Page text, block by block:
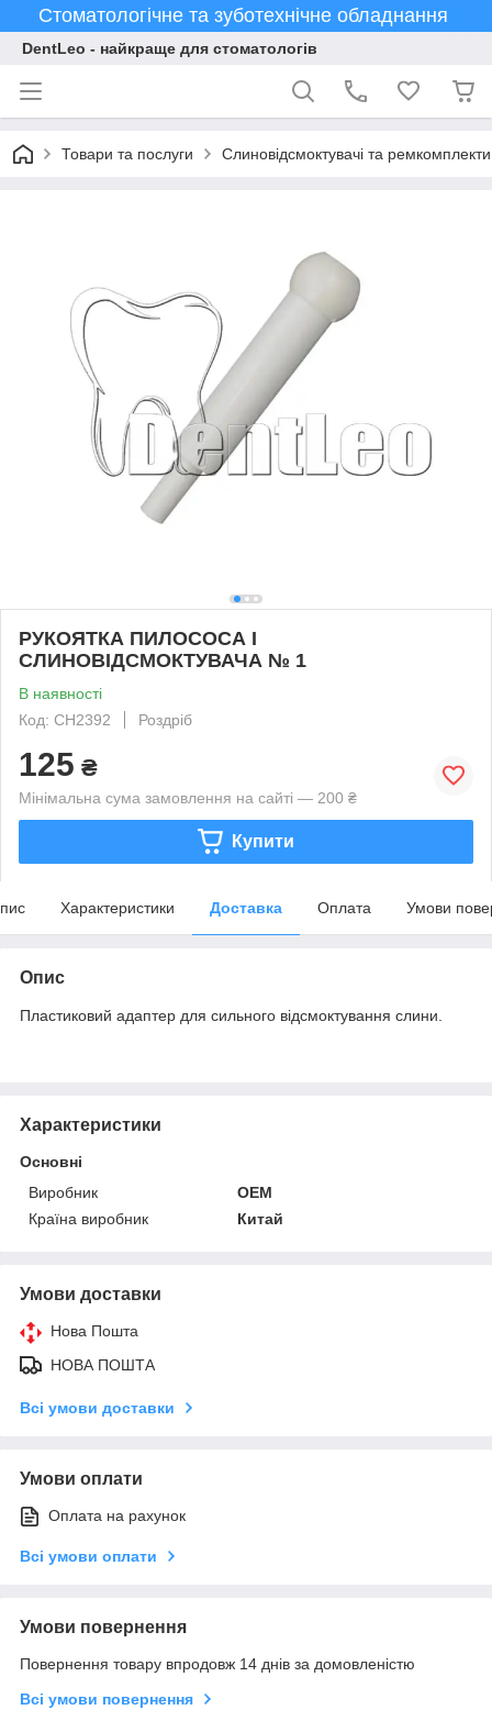
Стоматологічне та зуботехнічне обладнання
DentLeo - найкраще для стоматологів
Товари та послуги Слиновідсмоктувачі та ремкомплекти
РУКОЯТКА ПИЛОСОСА І
СЛИНОВІДСМОКТУВАЧА № 1
В наявності
Код: CH2392
Роздріб
125 ₴
Мінімальна сума замовлення на сайті — 200 ₴
Купити
Характеристики Доставка Оплата Умови
Опис
Пластиковий адаптер для сильного відсмоктування слини.
Характеристики
Основні
Виробник
OEM
Країна виробник
Китай
Умови доставки
Нова Пошта
НОВА ПОШТА
Всі умови доставки
Умови оплати
Оплата на рахунок
Всі умови оплати
Умови повернення
Повернення товару впродовж 14 днів за домовленістю
Всі умови повернення